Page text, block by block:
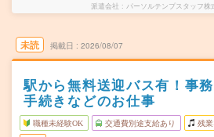
派遣会社 パーソルテンプスタッフ
未読 掲載日 2026/08/07
駅から無料送迎バス有！事
手続きなどのお仕事
職種未経験OK 交通費別途支給あり 残業